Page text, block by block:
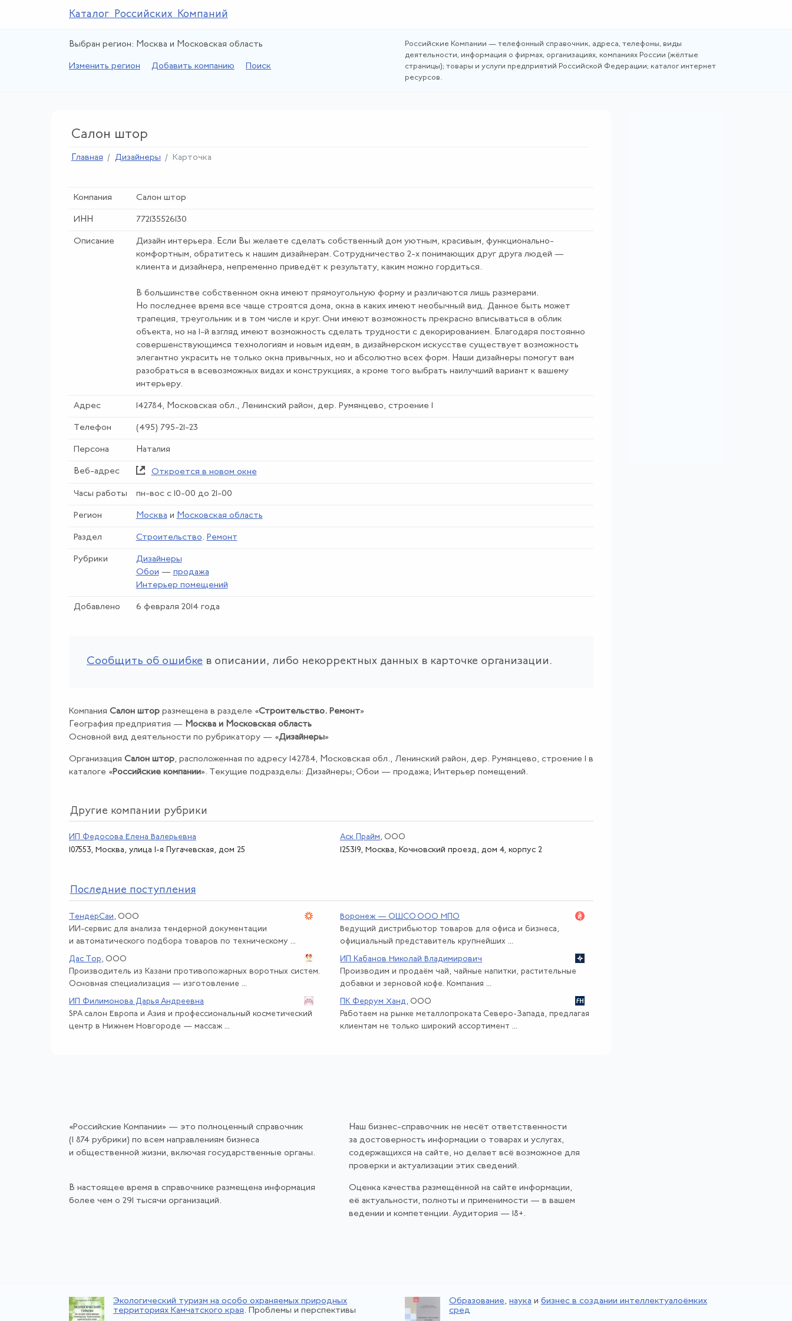
Каталог Российских Компаний
Выбран регион: Москва и Московская область
Изменить регион Добавить компанию Поиск
Российские Компании — телефонный справочник, адреса, телефоны, виды
деятельности, информация о фирмах, организациях, компаниях России (жёлтые
страницы); товары и услуги предприятий Российской Федерации; каталог интернет
ресурсов.
Салон штор
Главная Дизайнеры Карточка
Компания Салон штор
ИНН 772135526130
Описание
Дизайн интерьера. Если Вы желаете сделать собственный дом уютным, красивым, функционально-
комфортным, обратитесь к нашим дизайнерам. Сотрудничество 2-х понимающих друг друга людей —
клиента и дизайнера, непременно приведёт к результату, каким можно гордиться.
В большинстве собственном окна имеют прямоугольную форму и различаются лишь размерами.
Но последнее время все чаще строятся дома, окна в каких имеют необычный вид. Данное быть может
трапеция, треугольник и в том числе и круг. Они имеют возможность прекрасно вписываться в облик
объекта, но на 1-й взгляд имеют возможность сделать трудности с декорированием. Благодаря постоянно
совершенствующимся технологиям и новым идеям, в дизайнерском искусстве существует возможность
элегантно украсить не только окна привычных, но и абсолютно всех форм. Наши дизайнеры помогут вам
разобраться в всевозможных видах и конструкциях, а кроме того выбрать наилучший вариант к вашему
интерьеру.
Адрес 142784, Московская обл., Ленинский район, дер. Румянцево, строение 1
Телефон (495) 795-21-23
Персона Наталия
Веб-адрес Откроется в новом окне
Часы работы пн-вос с 10-00 до 21-00
Регион Москва и Московская область
Раздел Строительство. Ремонт
Рубрики
Дизайнеры
Обои — продажа
Интерьер помещений
Добавлено 6 февраля 2014 года
Сообщить об ошибке в описании, либо некорректных данных в карточке организации.
Компания Салон штор размещена в разделе «Строительство. Ремонт»
География предприятия — Москва и Московская область
Основной вид деятельности по рубрикатору — «Дизайнеры»
Организация Салон штор, расположенная по адресу 142784, Московская обл., Ленинский район, дер. Румянцево, строение 1 в
каталоге «Российские компании». Текущие подразделы: Дизайнеры; Обои — продажа; Интерьер помещений.
Другие компании рубрики
ИП Федосова Елена Валерьевна
107553, Москва, улица 1-я Пугачевская, дом 25
Аск Прайм , ООО
125319, Москва, Кочновский проезд, дом 4, корпус 2
Последние поступления
ТендерСаи , ООО
ИИ-сервис для анализа тендерной документации
и автоматического подбора товаров по техническому ...
Воронеж — ОШСО ООО МПО
Ведущий дистрибьютор товаров для офиса и бизнеса,
официальный представитель крупнейших ...
Дас Тор , ООО
Производитель из Казани противопожарных воротных систем.
Основная специализация — изготовление ...
ИП Кабанов Николай Владимирович
Производим и продаём чай, чайные напитки, растительные
добавки и зерновой кофе. Компания ...
ИП Филимонова Дарья Андреевна
SPA салон Европа и Азия и профессиональный косметический
центр в Нижнем Новгороде — массаж ...
ПК Феррум Ханд , ООО
Работаем на рынке металлопроката Северо-Запада, предлагая
клиентам не только широкий ассортимент ...
«Российские Компании» — это полноценный справочник
(1 874 рубрики) по всем направлениям бизнеса
и общественной жизни, включая государственные органы.
Наш бизнес-справочник не несёт ответственности
за достоверность информации о товарах и услугах,
содержащихся на сайте, но делает всё возможное для
проверки и актуализации этих сведений.
В настоящее время в справочнике размещена информация
более чем о 291 тысячи организаций.
Оценка качества размещённой на сайте информации,
её актуальности, полноты и применимости — в вашем
ведении и компетенции. Аудитория — 18+.
Экологический туризм на особо охраняемых природных
территориях Камчатского края. Проблемы и перспективы
Образование, наука и бизнес в создании интеллектуалоёмких
сред